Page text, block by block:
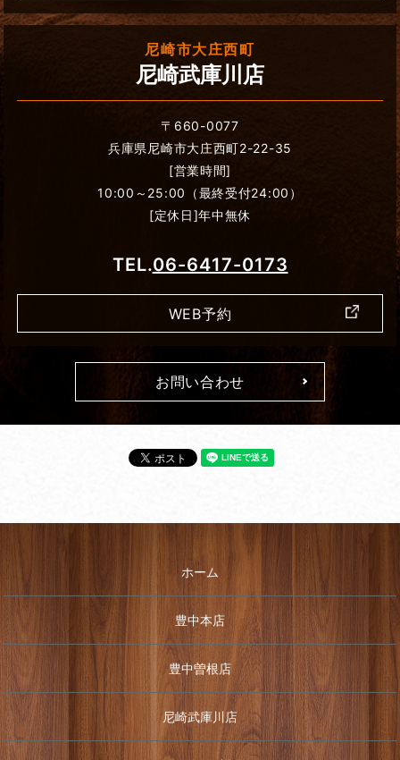
尼崎市大庄西町
尼崎武庫川店
〒660-0077
兵庫県尼崎市大庄西町2-22-35
[営業時間]
10:00～25:00（最終受付24:00）
[定休日]年中無休
TEL.06-6417-0173
WEB予約
お問い合わせ
ホーム
豊中本店
豊中曽根店
尼崎武庫川店